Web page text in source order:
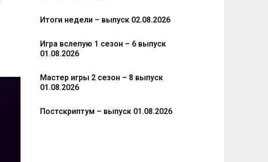
Итоги недели – выпуск 02.08.2026
Игра вслепую 1 сезон – 6 выпуск
01.08.2026
Мастер игры 2 сезон – 8 выпуск
01.08.2026
Постскриптум – выпуск 01.08.2026